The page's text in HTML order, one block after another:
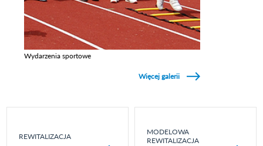
Wydarzenia sportowe
Więcej galerii
REWITALIZACJA
MODELOWA
REWITALIZACJA